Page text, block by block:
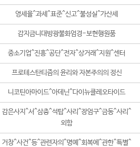
영세율^과세^표준^신고^불성실^가산세
감지금니대방광불화엄경-보현행원품
중소기업^진흥^공단^전자^상거래^지원^센터
프로테스탄티즘의 윤리와 자본주의의 정신
니코틴아마이드^아데닌^다이뉴클레오타이드
감은사지^서^삼층^석탑^사리^장엄구^금동^사리^
외함
거창^사건^등^관련자의^명예^회복에^관한^특별^